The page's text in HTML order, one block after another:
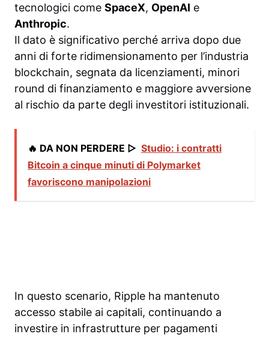
tecnologici come SpaceX, OpenAI e
Anthropic.
Il dato è significativo perché arriva dopo due
anni di forte ridimensionamento per l’industria
blockchain, segnata da licenziamenti, minori
round di finanziamento e maggiore avversione
al rischio da parte degli investitori istituzionali.
🔥 DA NON PERDERE ▷ Studio: i contratti
Bitcoin a cinque minuti di Polymarket
favoriscono manipolazioni
In questo scenario, Ripple ha mantenuto
accesso stabile ai capitali, continuando a
investire in infrastrutture per pagamenti